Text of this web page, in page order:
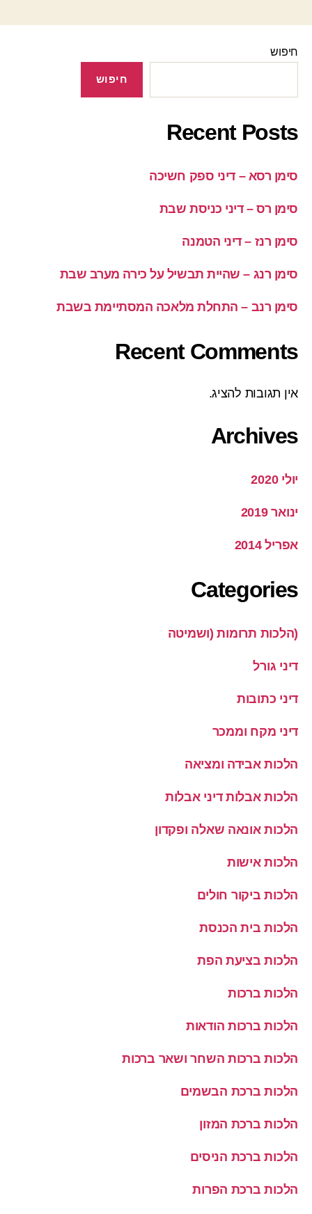
חיפוש
חיפוש
Recent Posts
סימן רסא – דיני ספק חשיכה
סימן רס – דיני כניסת שבת
סימן רנז – דיני הטמנה
סימן רנג – שהיית תבשיל על כירה מערב שבת
סימן רנב – התחלת מלאכה המסתיימת בשבת
Recent Comments
אין תגובות להציג.
Archives
יולי 2020
ינואר 2019
אפריל 2014
Categories
(הלכות תרומות (ושמיטה
דיני גורל
דיני כתובות
דיני מקח וממכר
הלכות אבידה ומציאה
הלכות אבלות דיני אבלות
הלכות אונאה שאלה ופקדון
הלכות אישות
הלכות ביקור חולים
הלכות בית הכנסת
הלכות בציעת הפת
הלכות ברכות
הלכות ברכות הודאות
הלכות ברכות השחר ושאר ברכות
הלכות ברכת הבשמים
הלכות ברכת המזון
הלכות ברכת הניסים
הלכות ברכת הפרות